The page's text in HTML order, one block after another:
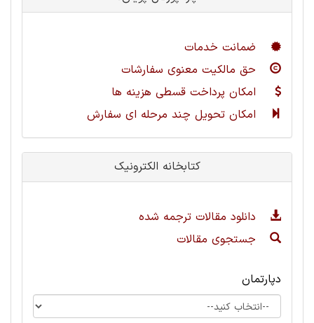
ضمانت خدمات
حق مالکیت معنوی سفارشات
امکان پرداخت قسطی هزینه ها
امکان تحویل چند مرحله ای سفارش
کتابخانه الکترونیک
دانلود مقالات ترجمه شده
جستجوی مقالات
دپارتمان